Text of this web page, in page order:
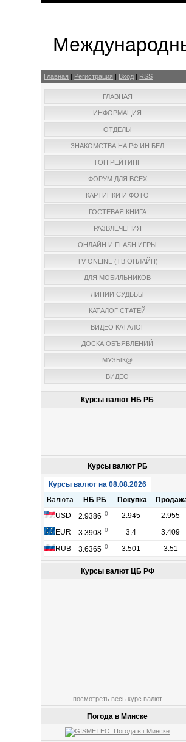
Главная | Регистрация | Вход | RSS
ГЛАВНАЯ
ИНФОРМАЦИЯ
ОТДЕЛЫ
ЗНАКОМСТВА НА РФ.ИН.БЕЛ
ТОП РЕЙТИНГ
ФОРУМ ДЛЯ ВСЕХ
КАРТИНКИ И ФОТО
ГОСТЕВАЯ КНИГА
РАЗВЛЕЧЕНИЯ
ОНЛАЙН И FLASH ИГРЫ
TV ONLINE (ТВ ОНЛАЙН)
ДЛЯ МОБИЛЬНИКОВ
ЛИНИИ СУДЬБЫ
КАТАЛОГ СТАТЕЙ
ВИДЕО КАТАЛОГ
ДОСКА ОБЪЯВЛЕНИЙ
МУЗЫК@
ВИДЕО
Курсы валют НБ РБ
Курсы валют РБ
Курсы валют ЦБ РФ
посмотреть весь курс валют
Погода в Минске